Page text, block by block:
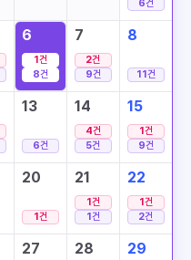
6건
6
1건
8건
7
2건
9건
8
11건
13
6건
14
4건
5건
15
1건
9건
20
1건
21
1건
1건
22
1건
2건
27 28 29